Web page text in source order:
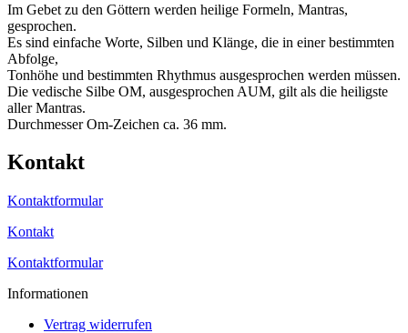
Im Gebet zu den Göttern werden heilige Formeln, Mantras,
gesprochen.
Es sind einfache Worte, Silben und Klänge, die in einer bestimmten
Abfolge,
Tonhöhe und bestimmten Rhythmus ausgesprochen werden müssen.
Die vedische Silbe OM, ausgesprochen AUM, gilt als die heiligste
aller Mantras.
Durchmesser Om-Zeichen ca. 36 mm.
Kontakt
Kontaktformular
Kontakt
Kontaktformular
Informationen
Vertrag widerrufen